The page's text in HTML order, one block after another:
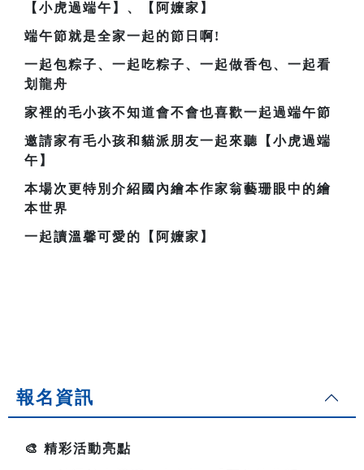
【小虎過端午】、【阿嬤家】
端午節就是全家一起的節日啊!
一起包粽子、一起吃粽子、一起做香包、一起看
划龍舟
家裡的毛小孩不知道會不會也喜歡一起過端午節
邀請家有毛小孩和貓派朋友一起來聽【小虎過端
午】
本場次更特別介紹國內繪本作家翁藝珊眼中的繪
本世界
一起讀溫馨可愛的【阿嬤家】
報名資訊
🎨 精彩活動亮點